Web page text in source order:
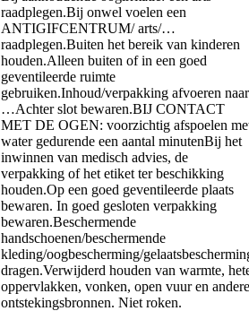
raadplegen.Bij onwel voelen een
ANTIGIFCENTRUM/ arts/…
raadplegen.Buiten het bereik van kinderen
houden.Alleen buiten of in een goed
geventileerde ruimte
gebruiken.Inhoud/verpakking afvoeren naar
…Achter slot bewaren.BIJ CONTACT
MET DE OGEN: voorzichtig afspoelen
water gedurende een aantal minutenBij het
inwinnen van medisch advies, de
verpakking of het etiket ter beschikking
houden.Op een goed geventileerde plaats
bewaren. In goed gesloten verpakking
bewaren.Beschermende
handschoenen/beschermende
kleding/oogbescherming/
dragen.Verwijderd houden van warmte,
oppervlakken, vonken, open vuur en andere
ontstekingsbronnen. Niet roken.